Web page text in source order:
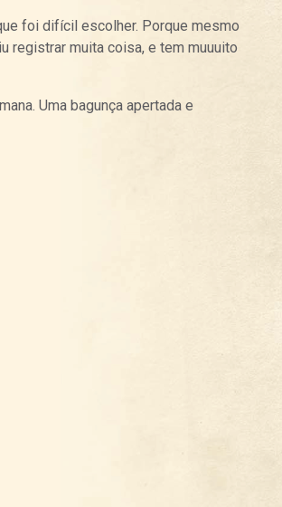
foi difícil escolher. Porque mesmo
registrar muita coisa, e tem muuuito
Uma bagunça apertada e